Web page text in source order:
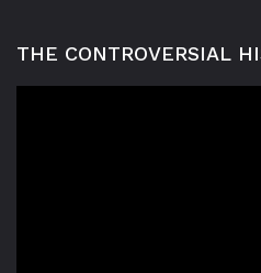
THE CONTROVERSIAL